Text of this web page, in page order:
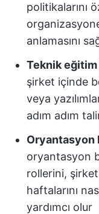
politikalarını
anlamasını
Teknik eğitim
şirket içinde
veya
adım adım
Oryantasyon
oryantasyon
rollerini,
haftalarını
yardımcı olur